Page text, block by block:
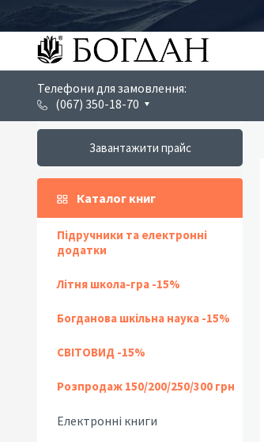
Телефони для замовлення:
(067) 350-18-70
Завантажити прайс
Каталог книг
Підручники та електронні
додатки
Літня школа-гра -15%
Богданова шкільна наука -15%
СВІТОВИД -15%
Розпродаж 150/200/250/300 грн
Електронні книги